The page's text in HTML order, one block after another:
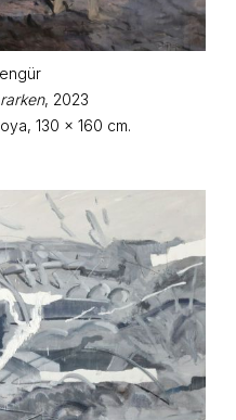
, 2023
130 x 160 cm.